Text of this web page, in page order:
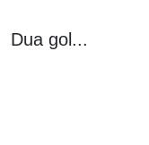
Dua gol...